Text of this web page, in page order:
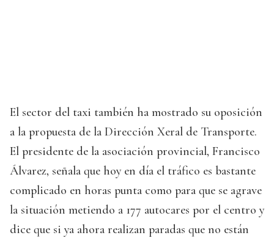
El sector del taxi también ha mostrado su oposición
a la propuesta de la Dirección Xeral de Transporte.
El presidente de la asociación provincial, Francisco
Álvarez, señala que hoy en día el tráfico es bastante
complicado en horas punta como para que se agrave
la situación metiendo a 177 autocares por el centro y
dice que si ya ahora realizan paradas que no están